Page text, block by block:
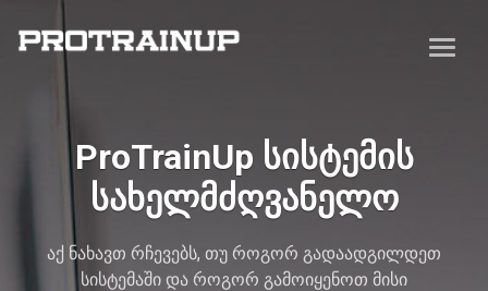
ProTrainUp სისტემის
სახელმძღვანელო
აქ ნახავთ რჩევებს, თუ როგორ გადაადგილდეთ
სისტემაში და როგორ გამოიყენოთ მისი